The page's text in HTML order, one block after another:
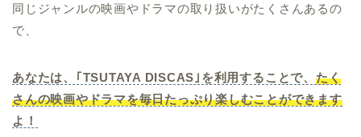
同じジャンルの映画やドラマの取り扱いがたくさんあるの
で、
あなたは、｢TSUTAYA DISCAS｣を利用することで、 たく
さんの映画やドラマを毎日たっぷり楽しむことができます
よ！